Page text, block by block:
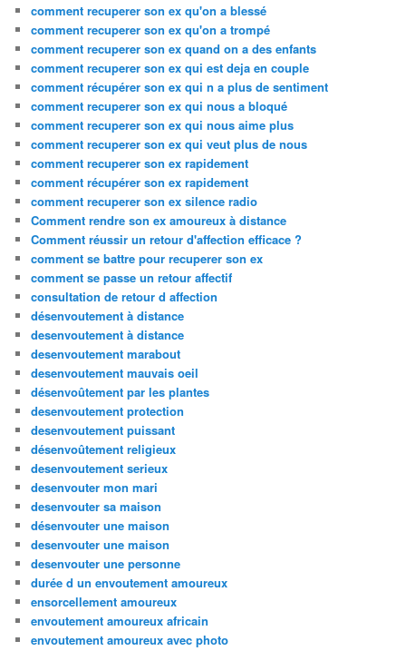
comment recuperer son ex qu'on a blessé
comment recuperer son ex qu'on a trompé
comment recuperer son ex quand on a des enfants
comment recuperer son ex qui est deja en couple
comment récupérer son ex qui n a plus de sentiment
comment recuperer son ex qui nous a bloqué
comment recuperer son ex qui nous aime plus
comment recuperer son ex qui veut plus de nous
comment recuperer son ex rapidement
comment récupérer son ex rapidement
comment recuperer son ex silence radio
Comment rendre son ex amoureux à distance
Comment réussir un retour d'affection efficace ?
comment se battre pour recuperer son ex
comment se passe un retour affectif
consultation de retour d affection
désenvoutement à distance
desenvoutement à distance
desenvoutement marabout
desenvoutement mauvais oeil
désenvoûtement par les plantes
desenvoutement protection
desenvoutement puissant
désenvoûtement religieux
desenvoutement serieux
desenvouter mon mari
desenvouter sa maison
désenvouter une maison
desenvouter une maison
desenvouter une personne
durée d un envoutement amoureux
ensorcellement amoureux
envoutement amoureux africain
envoutement amoureux avec photo